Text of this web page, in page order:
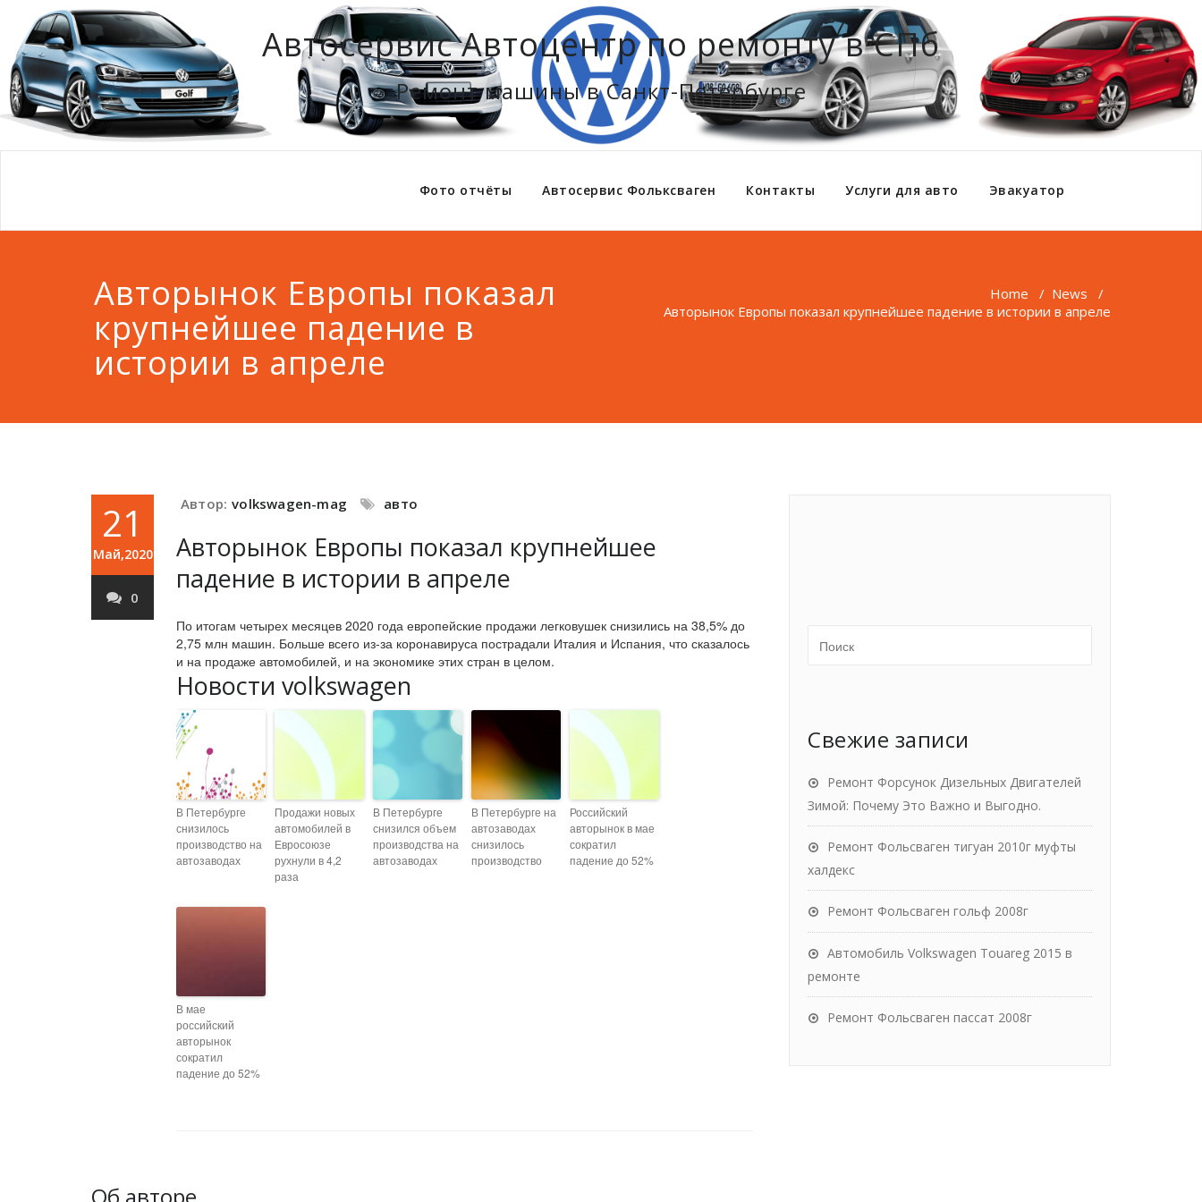
Автосервис Автоцентр по ремонту в СПб
Ремонт машины в Санкт-Петербурге
Фото отчёты Автосервис Фольксваген Контакты Услуги для авто Эвакуатор
Авторынок Европы показал
крупнейшее падение в
истории в апреле
Home / News /
Авторынок Европы показал крупнейшее падение в истории в апреле
21
Май,2020
0
Автор: volkswagen-mag авто
Авторынок Европы показал крупнейшее
падение в истории в апреле
По итогам четырех месяцев 2020 года европейские продажи легковушек снизились на 38,5% до
2,75 млн машин. Больше всего из-за коронавируса пострадали Италия и Испания, что сказалось
и на продаже автомобилей, и на экономике этих стран в целом.
Новости volkswagen
В Петербурге
снизилось
производство на
автозаводах
Продажи новых
автомобилей в
Евросоюзе
рухнули в 4,2
раза
В Петербурге
снизился объем
производства на
автозаводах
В Петербурге на
автозаводах
снизилось
производство
Российский
авторынок в мае
сократил
падение до 52%
В мае
российский
авторынок
сократил
падение до 52%
Свежие записи
Ремонт Форсунок Дизельных Двигателей
Зимой: Почему Это Важно и Выгодно.
Ремонт Фольсваген тигуан 2010г муфты
халдекс
Ремонт Фольсваген гольф 2008г
Автомобиль Volkswagen Touareg 2015 в
ремонте
Ремонт Фольсваген пассат 2008г